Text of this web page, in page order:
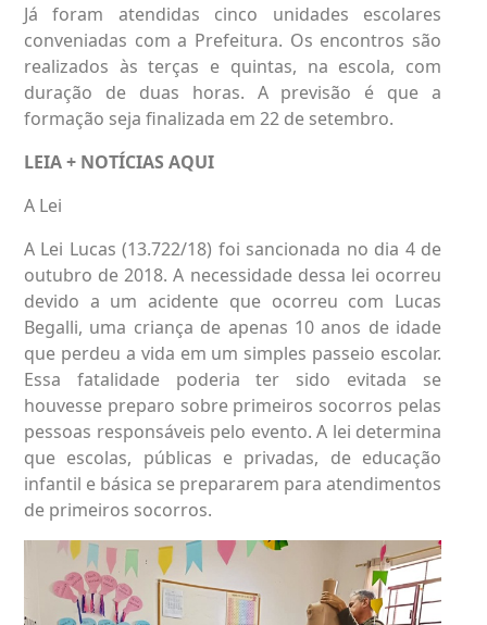
Já foram atendidas cinco unidades escolares
conveniadas com a Prefeitura. Os encontros são
realizados às terças e quintas, na escola, com
duração de duas horas. A previsão é que a
formação seja finalizada em 22 de setembro.
LEIA + NOTÍCIAS AQUI
A Lei
A Lei Lucas (13.722/18) foi sancionada no dia 4 de
outubro de 2018. A necessidade dessa lei ocorreu
devido a um acidente que ocorreu com Lucas
Begalli, uma criança de apenas 10 anos de idade
que perdeu a vida em um simples passeio escolar.
Essa fatalidade poderia ter sido evitada se
houvesse preparo sobre primeiros socorros pelas
pessoas responsáveis pelo evento. A lei determina
que escolas, públicas e privadas, de educação
infantil e básica se prepararem para atendimentos
de primeiros socorros.